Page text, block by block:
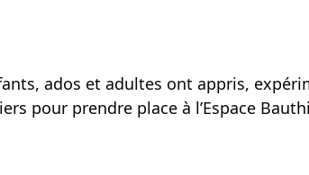
ados et adultes ont appris,
pour prendre place à l’Espace